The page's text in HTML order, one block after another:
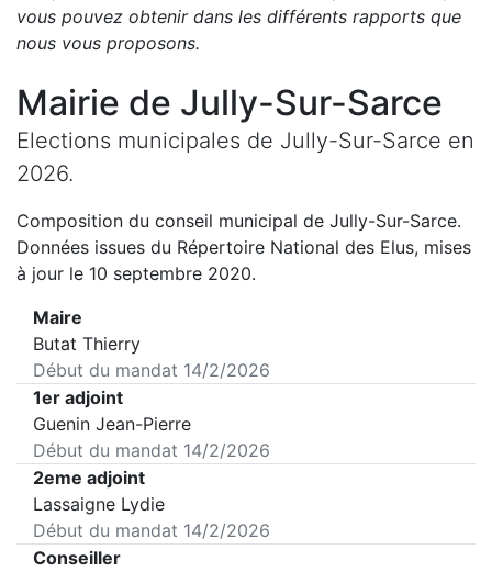
vous pouvez obtenir dans les différents rapports que
nous vous proposons.
Mairie de Jully-Sur-Sarce
Elections municipales de Jully-Sur-Sarce en
2026.
Composition du conseil municipal de Jully-Sur-Sarce.
Données issues du Répertoire National des Elus, mises
à jour le 10 septembre 2020.
Maire
Butat Thierry
Début du mandat 14/2/2026
1er adjoint
Guenin Jean-Pierre
Début du mandat 14/2/2026
2eme adjoint
Lassaigne Lydie
Début du mandat 14/2/2026
Conseiller